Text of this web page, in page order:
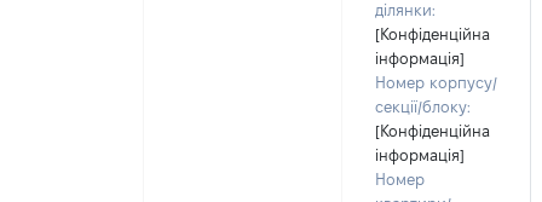
ділянки:
[Конфіденційна
інформація]
Номер корпусу/
секції/блоку:
[Конфіденційна
інформація]
Номер